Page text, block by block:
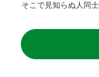
そこで見知らぬ人同